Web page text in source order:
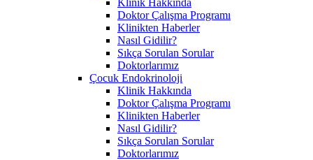
Doktor Çalışma Programı
Klinikten Haberler
Nasıl Gidilir?
Sıkça Sorulan Sorular
Doktorlarımız
Çocuk Endokrinoloji
Klinik Hakkında
Doktor Çalışma Programı
Klinikten Haberler
Nasıl Gidilir?
Sıkça Sorulan Sorular
Doktorlarımız